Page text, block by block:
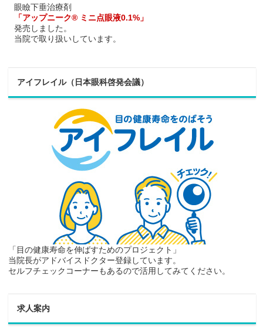
眼瞼下垂治療剤
「アップニーク® ミニ点眼液0.1%」
発売しました。
当院で取り扱いしています。
アイフレイル（日本眼科啓発会議）
「目の健康寿命を伸ばすためのプロジェクト」
当院長がアドバイスドクター登録しています。
セルフチェックコーナーもあるので活用してみてください。
求人案内